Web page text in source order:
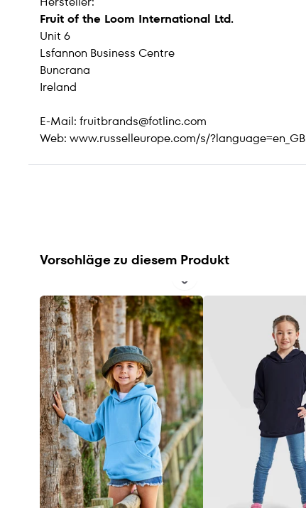
Fruit of the Loom International Ltd.
Unit 6
Lsfannon Business Centre
Buncrana
Ireland
E-Mail: fruitbrands@fotlinc.com
Web: www.russelleurope.com/s/?language=en_GB
Vorschläge zu diesem Produkt